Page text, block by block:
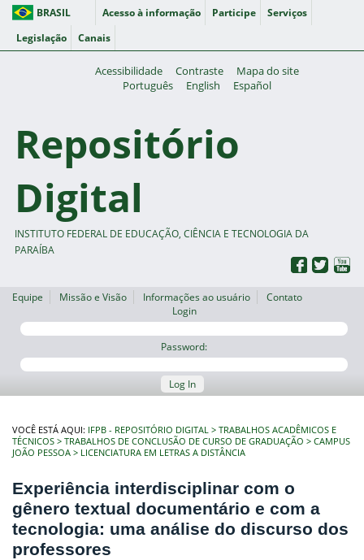
BRASIL Acesso à informação Participe
Serviços
Legislação
Canais
Acessibilidade Contraste
Mapa do site
Português
English Español
Repositório
Digital
INSTITUTO FEDERAL DE EDUCAÇÃO, CIÊNCIA E TECNOLOGIA DA
PARAÍBA
Equipe Missão e Visão Informações ao usuário
Contato
Login
Password:
Log In
VOCÊ ESTÁ AQUI: IFPB - REPOSITÓRIO DIGITAL
TRABALHOS ACADÊMICOS E
TÉCNICOS
TRABALHOS DE CONCLUSÃO DE CURSO DE GRADUAÇÃO
CAMPUS
JOÃO PESSOA
LICENCIATURA EM LETRAS A DISTÂNCIA
Experiência interdisciplinar com o
gênero textual documentário e com a
tecnologia: uma análise do discurso dos
professores